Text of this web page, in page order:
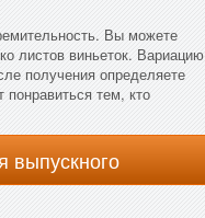
Вы можете
листов виньеток. Вариацию
получения определяете
тем, кто
выпускного